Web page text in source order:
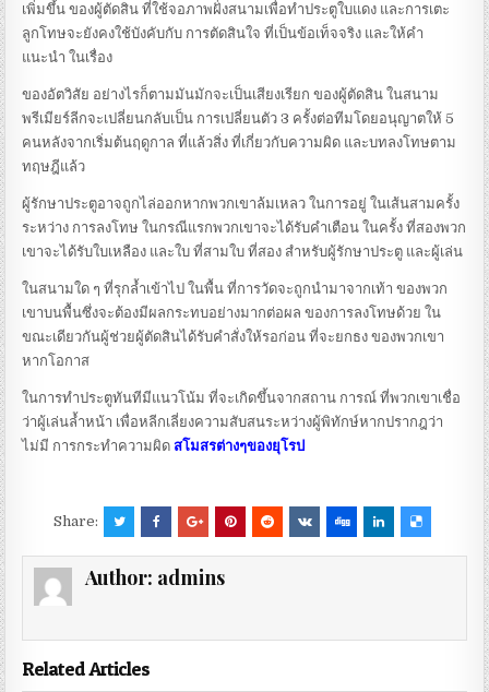
เพิ่มขึ้น ของผู้ตัดสิน ที่ใช้จอภาพฝั่งสนามเพื่อทำประตูใบแดง และการเตะ
ลูกโทษจะยังคงใช้บังคับกับ การตัดสินใจ ที่เป็นข้อเท็จจริง และให้คำ
แนะนำ ในเรื่อง
ของอัตวิสัย อย่างไรก็ตามมันมักจะเป็นเสียงเรียก ของผู้ตัดสิน ในสนาม
พรีเมียร์ลีกจะเปลี่ยนกลับเป็น การเปลี่ยนตัว 3 ครั้งต่อทีมโดยอนุญาตให้ 5
คนหลังจากเริ่มต้นฤดูกาล ที่แล้วสิ่ง ที่เกี่ยวกับความผิด และบทลงโทษตาม
ทฤษฎีแล้ว
ผู้รักษาประตูอาจถูกไล่ออกหากพวกเขาล้มเหลว ในการอยู่ ในเส้นสามครั้ง
ระหว่าง การลงโทษ ในกรณีแรกพวกเขาจะได้รับคำเตือน ในครั้ง ที่สองพวก
เขาจะได้รับใบเหลือง และใบ ที่สามใบ ที่สอง สำหรับผู้รักษาประตู และผู้เล่น
ในสนามใด ๆ ที่รุกล้ำเข้าไป ในพื้น ที่การวัดจะถูกนำมาจากเท้า ของพวก
เขาบนพื้นซึ่งจะต้องมีผลกระทบอย่างมากต่อผล ของการลงโทษด้วย ใน
ขณะเดียวกันผู้ช่วยผู้ตัดสินได้รับคำสั่งให้รอก่อน ที่จะยกธง ของพวกเขา
หากโอกาส
ในการทำประตูทันทีมีแนวโน้ม ที่จะเกิดขึ้นจากสถาน การณ์ ที่พวกเขาเชื่อ
ว่าผู้เล่นล้ำหน้า เพื่อหลีกเลี่ยงความสับสนระหว่างผู้พิทักษ์หากปรากฎว่า
ไม่มี การกระทำความผิดสโมสรต่างๆของยุโรป
Share:
Author: admins
Related Articles